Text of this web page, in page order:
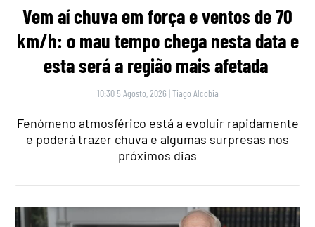
Vem aí chuva em força e ventos de 70
km/h: o mau tempo chega nesta data e
esta será a região mais afetada
10:30 5 Agosto, 2026 |Tiago Alcobia
Fenómeno atmosférico está a evoluir rapidamente
e poderá trazer chuva e algumas surpresas nos
próximos dias